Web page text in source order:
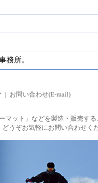
務所。
| お問い合わせ(E-mail)
マット」などを製造・販売す
うぞお気軽にお問い合わせく